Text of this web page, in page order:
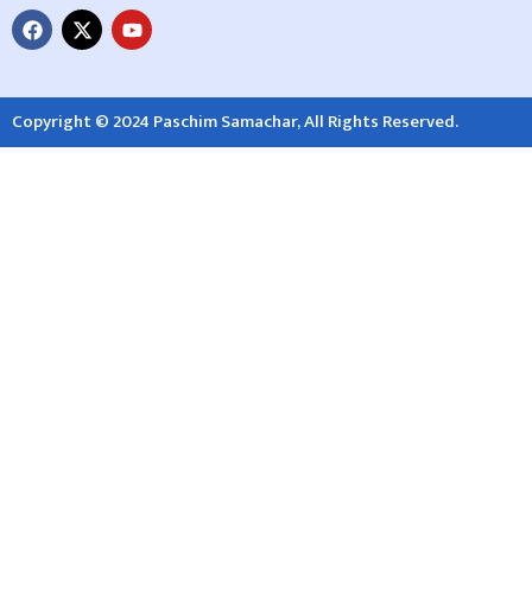
Copyright © 2024 Paschim Samachar, All Rights Reserved.